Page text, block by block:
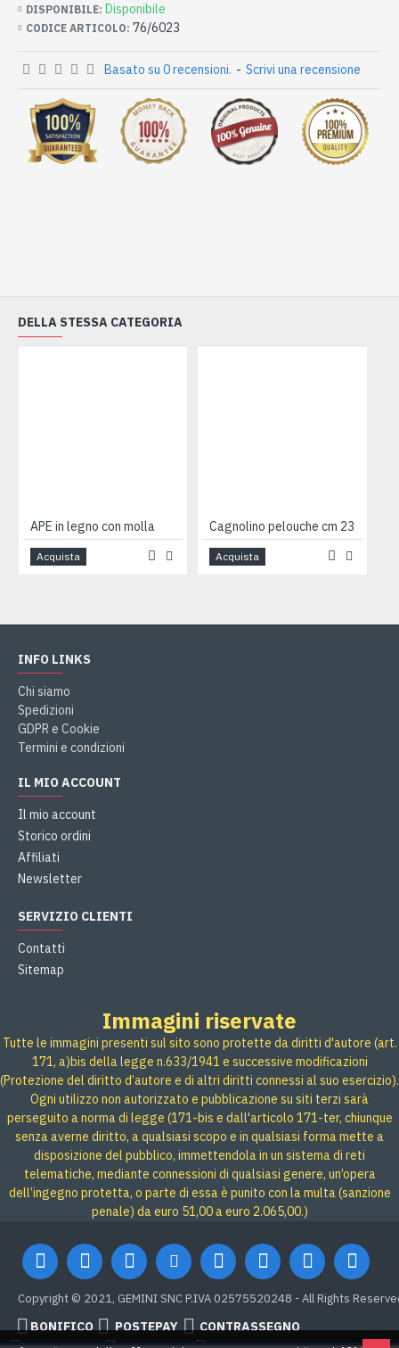
DISPONIBILE: Disponibile
CODICE ARTICOLO: 76/6023
Basato su 0 recensioni. - Scrivi una recensione
DELLA STESSA CATEGORIA
APE in legno con molla
Acquista
Cagnolino pelouche cm 23
Acquista
INFO LINKS
Chi siamo
Spedizioni
GDPR e Cookie
Termini e condizioni
IL MIO ACCOUNT
Il mio account
Storico ordini
Affiliati
Newsletter
SERVIZIO CLIENTI
Contatti
Sitemap
Immagini riservate
Tutte le immagini presenti sul sito sono protette da diritti d'autore (art.
171, a)bis della legge n.633/1941 e successive modificazioni
(Protezione del diritto d’autore e di altri diritti connessi al suo esercizio).
Ogni utilizzo non autorizzato e pubblicazione su siti terzi sarà
perseguito a norma di legge (171-bis e dall'articolo 171-ter, chiunque
senza averne diritto, a qualsiasi scopo e in qualsiasi forma mette a
disposizione del pubblico, immettendola in un sistema di reti
telematiche, mediante connessioni di qualsiasi genere, un’opera
dell’ingegno protetta, o parte di essa è punito con la multa (sanzione
penale) da euro 51,00 a euro 2.065,00.)
Copyright © 2021, GEMINI SNC P.IVA 02575520248 - All Rights
BONIFICO POSTEPAY
CONTRASSEGNO